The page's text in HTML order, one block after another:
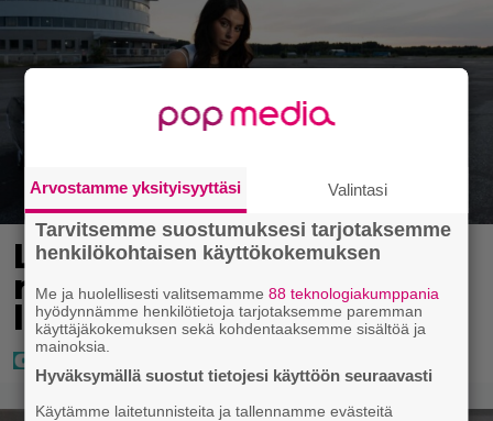
Laulaja Mirellan
rantakuvat ovat täynnä
lomaa, aurinkoa ja iloa
Arvostamme yksityisyyttäsi Valintasi
Tarvitsemme suostumuksesi tarjotaksemme
henkilökohtaisen käyttökokemuksen
Me ja huolellisesti valitsemamme88 teknologiakumppania
hyödynnämme henkilötietoja tarjotaksemme paremman
käyttäjäkokemuksen sekä kohdentaaksemme sisältöä ja
mainoksia.
Hyväksymällä suostut tietojesi käyttöön seuraavasti
Käytämme laitetunnisteita ja tallennamme evästeitä